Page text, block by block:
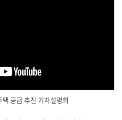
공급 추진 기자설명회